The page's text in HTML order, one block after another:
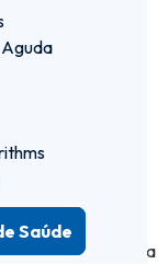
Saúde
perfusion
sobre-
cancer-mama
elevada,
no
, sendo também a